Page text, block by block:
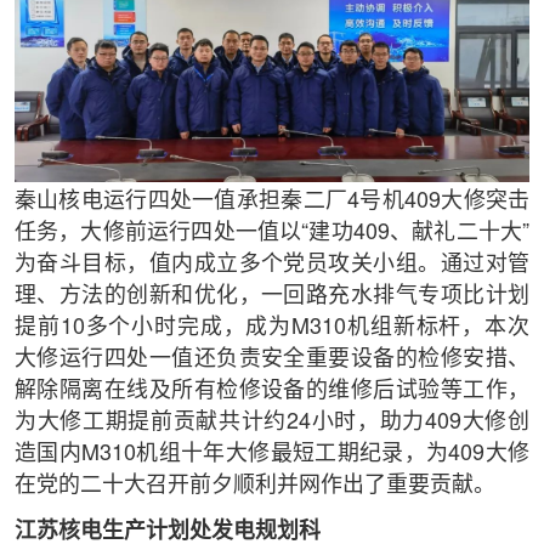
秦山核电运行四处一值承担秦二厂4号机409大修突击
任务，大修前运行四处一值以“建功409、献礼二十大”
为奋斗目标，值内成立多个党员攻关小组。通过对管
理、方法的创新和优化，一回路充水排气专项比计划
提前10多个小时完成，成为M310机组新标杆，本次
大修运行四处一值还负责安全重要设备的检修安措、
解除隔离在线及所有检修设备的维修后试验等工作，
为大修工期提前贡献共计约24小时，助力409大修创
造国内M310机组十年大修最短工期纪录，为409大修
在党的二十大召开前夕顺利并网作出了重要贡献。
江苏核电生产计划处发电规划科